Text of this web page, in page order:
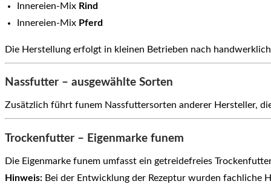
Innereien-Mix Rind
Innereien-Mix Pferd
Die Herstellung erfolgt in kleinen Betrieben nach
Nassfutter – ausgewählte Sorten
Zusätzlich führt funem Nassfuttersorten anderer Hersteller,
Trockenfutter – Eigenmarke funem
Die Eigenmarke funem umfasst ein getreidefreies
Hinweis: Bei der Entwicklung der Rezeptur wurden fachliche